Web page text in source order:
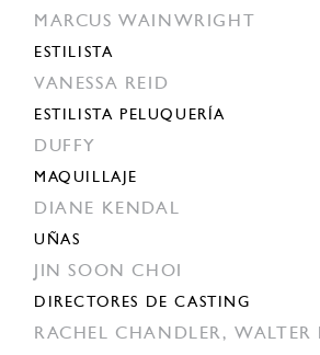
MARCUS WAINWRIGHT
ESTILISTA
VANESSA REID
ESTILISTA PELUQUERÍA
DUFFY
MAQUILLAJE
DIANE KENDAL
UÑAS
JIN SOON CHOI
DIRECTORES DE CASTING
RACHEL CHANDLER,WALTER